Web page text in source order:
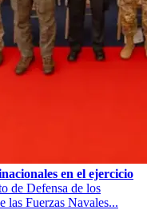
en el ejercicio
de Defensa de los
las Fuerzas Navales...